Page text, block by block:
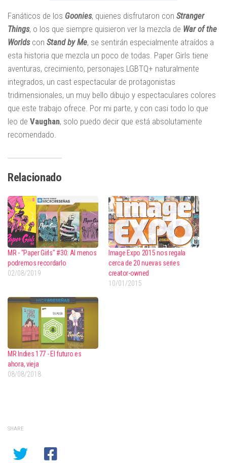
Fanáticos de los Goonies, quienes disfrutaron con Stranger
Things, o los que siempre quisieron ver la mezcla de War of the
Worldscon Stand by Me, se sentirán especialmente atraídos a
esta historia que mezcla un poco de todas. Paper Girls tiene
aventuras, crecimiento, personajes LGBTQ+ naturalmente
integrados, un cast espectacular de protagonistas
tridimensionales, un muy bello dibujo y espectaculares colores
que este trabajo ofrece. Por mi parte, y con casi todo lo que
leo de Vaughan, solo puedo decir que está absolutamente
recomendado.
Relacionado
MR - "Paper Girls" #30: Al menos
podremos recordarlo
02/08/2019
Image Expo 2015 nos regala
cerca de 20 nuevas series
creator-owned
10/01/2015
MR Indies 177 - El futuro es
ahora, vieja
08/08/2018
SHARE